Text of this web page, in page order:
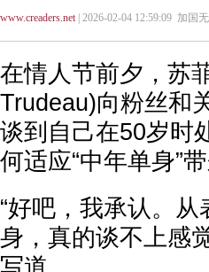
www.creaders.net| 2026-02-04 12:59:09 加国无
在情人节前夕，苏
Trudeau)向粉丝和
谈到自己在50岁时
何适应“中年单身”
“好吧，我承认。
身，真的谈不上感
写道。